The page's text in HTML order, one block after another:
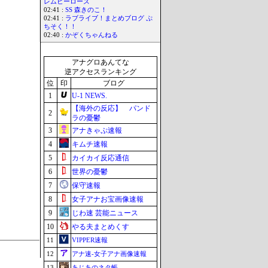
レムヒーローズ
02:41 : SS 森きのこ！
02:41 : ラブライブ！まとめブログ ぷ
ちそく！！
02:40 : かぞくちゃんねる
アナグロあんてな
逆アクセスランキング
位
印
ブログ
1
U-1 NEWS.
2
【海外の反応】 パンド
ラの憂鬱
3
アナきゃぷ速報
4
キムチ速報
5
カイカイ反応通信
6
世界の憂鬱
7
保守速報
8
女子アナお宝画像速報
9
じわ速 芸能ニュース
10
やる夫まとめくす
11
VIPPER速報
12
アナ速‐女子アナ画像速報